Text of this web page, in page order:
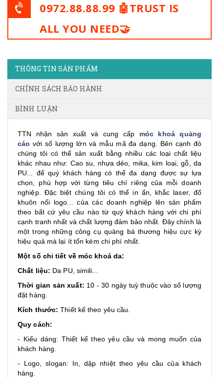
0972.88.88.99 🤖TRUST IS
ALL YOU NEED🤝
THÔNG TIN SẢN PHẨM
CHÍNH SÁCH BẢO HÀNH
BÌNH LUẬN
TTN nhận sản xuất và cung cấp móc khoá quảng
cáo với số lượng lớn và mẫu mã đa dạng. Bên cạnh đó
chúng tôi có thể sản xuất bằng nhiều các loại chất liệu
khác nhau như: Cao su, nhựa dẻo, mika, kim loại, gỗ, da
PU... để quý khách hàng có thể đa dạng được sự lựa
chọn, phù hợp với từng tiêu chí riêng của mỗi doanh
nghiệp. Đặc biệt chúng tôi có thể in ấn, khắc laser, đổ
khuôn nổi logo... của các doanh nghiệp lên sản phẩm
theo bất cứ yêu cầu nào từ quý khách hàng với chi phí
cạnh tranh nhất và chất lượng đảm bảo nhất. Đây chính là
một trong những công cụ quảng bá thương hiệu cực kỳ
hiệu quả mà lại ít tốn kém chi phí nhất.
Một số chi tiết về móc khoá da:
Chất liệu: Da PU, simili...
Thời gian sản xuất: 10 - 30 ngày tuỳ thuộc vào số lượng
đặt hàng.
Kích thước: Thiết kế theo yêu cầu.
Quy cách:
- Kiểu dáng: Thiết kế theo yêu cầu và mong muốn của
khách hàng.
- Logo, slogan: In, dập nhiệt theo yêu cầu của khách
hàng.